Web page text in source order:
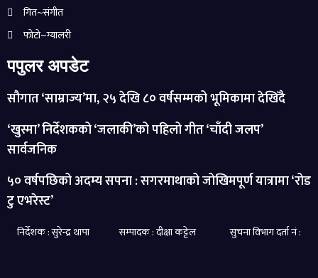
गित~संगीत
फोटो~ग्यालरी
पपुलर अपडेट
सौगात ‘साम्राज्य’मा, २५ देखि ८० वर्षसम्मको भूमिकामा देखिँदै
‘खुस्मा’ निर्देशकको ‘जलाकी’को पहिलो गीत ‘चाँदी जलप’
सार्वजनिक
५० वर्षपछिको अदम्य सपना : सगरमाथाको जोखिमपूर्ण यात्रामा ‘रोड
टु एभरेस्ट’
निर्देशक : सुरेन्द्र थापा सम्पादक : दीक्षा कट्टेल सुचना विभाग दर्ता नं :